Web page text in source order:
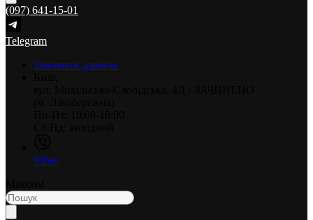
(097) 641-15-01
Telegram
Замовити дзвінок
Viber